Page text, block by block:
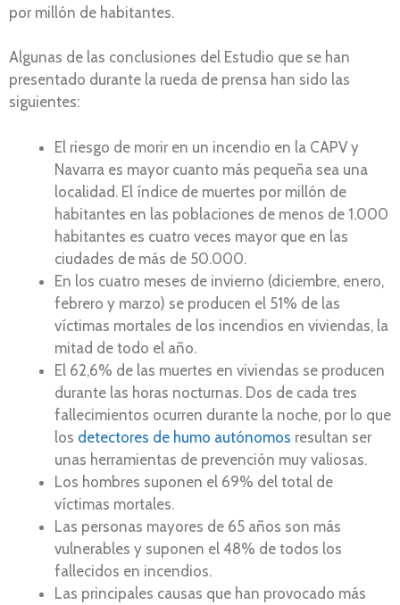
por millón de habitantes.
Algunas de las conclusiones del Estudio que se han
presentado durante la rueda de prensa han sido las
siguientes:
El riesgo de morir en un incendio en la CAPV y
Navarra es mayor cuanto más pequeña sea una
localidad. El índice de muertes por millón de
habitantes en las poblaciones de menos de 1.000
habitantes es cuatro veces mayor que en las
ciudades de más de 50.000.
En los cuatro meses de invierno (diciembre, enero,
febrero y marzo) se producen el 51% de las
víctimas mortales de los incendios en viviendas, la
mitad de todo el año.
El 62,6% de las muertes en viviendas se producen
durante las horas nocturnas. Dos de cada tres
fallecimientos ocurren durante la noche, por lo que
los detectores de humo autónomos resultan ser
unas herramientas de prevención muy valiosas.
Los hombres suponen el 69% del total de
víctimas mortales.
Las personas mayores de 65 años son más
vulnerables y suponen el 48% de todos los
fallecidos en incendios.
Las principales causas que han provocado más